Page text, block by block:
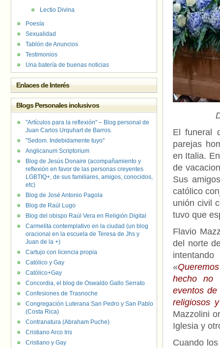
El funeral
parejas
en Italia.
de
Sus
católico
unión civil
tuvo que
Flavio
del norte
«
hecho no
eventos de
religiosos
Mazzolini
Iglesia y
Cuando
Lectio Divina
Poesía
Sexualidad
Tablón de Anuncios
Testimonios
Una batería de buenas noticias
Enlaces de Interés
Blogs Personales inclusivos
"Artículos para la reflexión" – Blog personal de
Juan Carlos Urquhart de Barros.
"Sedom. Indebidamente tuyo"
Anglicanum Scriptorium
Blog de Jesús Donaire (acompañamiento y
reflexión en favor de las personas creyentes
LGBTIQ+, de sus familiares, amigos, conocidos,
etc)
Blog de José Antonio Pagola
Blog de Raúl Lugo
Blog del obispo Raúl Vera en Religión Digital
Carmelita contemplativo en la ciudad (un blog
oracional en la escuela de Teresa de Jhs y
Juan de la +)
Cartujo con licencia propia
Católico y Gay
Católico+Gay
Concordia, el blog de Oswaldo Gallo Serrato
Confesiones de Trasnoche
Congregación Luterana San Pedro y San Pablo
(Costa Rica)
Contranatura (Abraham Puche)
Cristiano Arco Iris
Cristiano y Gay